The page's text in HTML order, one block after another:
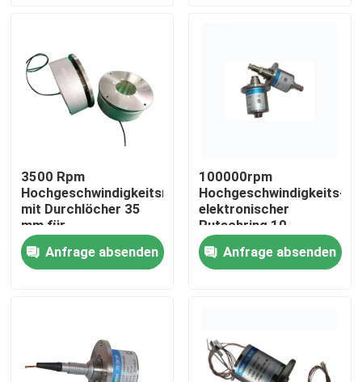
Produkte
Videos
Leitfähiger Rutschring
Hochgeschwindigkeitsschleifring
Wasserdichtes Rutschring
Durch Lochschleifring
3500 Rpm
Hochgeschwindigkeitsrutschring
mit Durchlöcher 35
mm für
Zentrifugalmaschine
Anfrage absenden
100000rpm
Hochgeschwindigkeits-
elektronischer
Rutschring 10
Schaltkreise 10A zur
Prüfung von
Luftfahrtteilen
Anfrage absenden